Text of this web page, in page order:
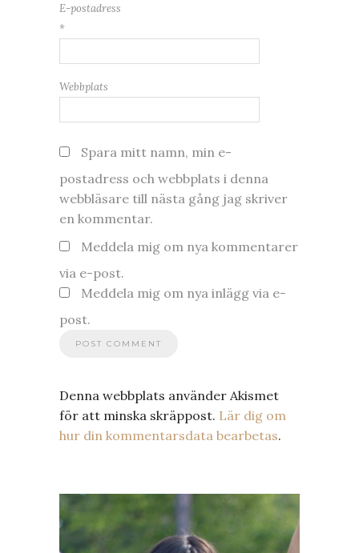
E-postadress
*
Webbplats
Spara mitt namn, min e-
postadress och webbplats i denna
webbläsare till nästa gång jag skriver
en kommentar.
Meddela mig om nya kommentarer
via e-post.
Meddela mig om nya inlägg via e-
post.
Denna webbplats använder Akismet
för att minska skräppost. Lär dig om
hur din kommentarsdata bearbetas.